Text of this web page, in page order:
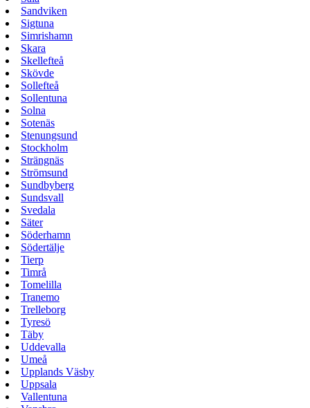
Sandviken
Sigtuna
Simrishamn
Skara
Skellefteå
Skövde
Sollefteå
Sollentuna
Solna
Sotenäs
Stenungsund
Stockholm
Strängnäs
Strömsund
Sundbyberg
Sundsvall
Svedala
Säter
Söderhamn
Södertälje
Tierp
Timrå
Tomelilla
Tranemo
Trelleborg
Tyresö
Täby
Uddevalla
Umeå
Upplands Väsby
Uppsala
Vallentuna